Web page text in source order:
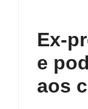
Ex-
e
aos